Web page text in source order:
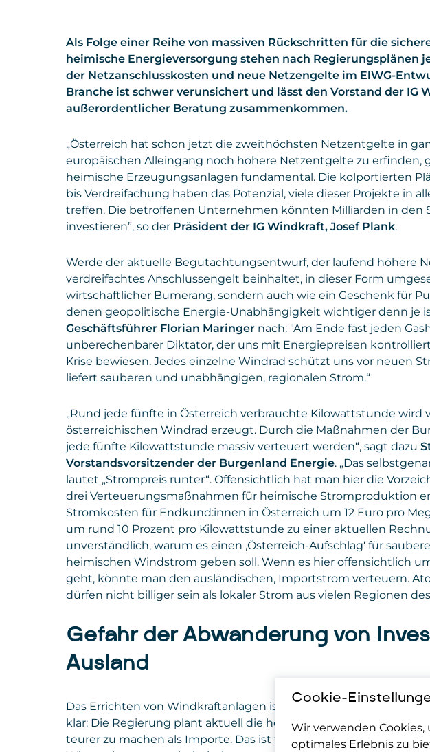
Als Folge einer Reihe von massiven Rückschritten für die
heimische Energieversorgung stehen nach Regierungsplänen
der Netzanschlusskosten und neue Netzengelte im ElWG-
Branche ist schwer verunsichert und lässt den Vorstand der IG
außerordentlicher Beratung zusammenkommen.
„Österreich hat schon jetzt die zweithöchsten Netzentgelte in
europäischen Alleingang noch höhere Netzentgelte zu erfinden,
heimische Erzeugungsanlagen fundamental. Die kolportierten
bis Verdreifachung haben das Potenzial, viele dieser Projekte in
treffen. Die betroffenen Unternehmen könnten Milliarden in den
investieren”, so der Präsident der IG Windkraft, Josef Plank.
Werde der aktuelle Begutachtungsentwurf, der laufend höhere
verdreifachtes Anschlussengelt beinhaltet, in dieser Form
wirtschaftlicher Bumerang, sondern auch wie ein Geschenk für
denen geopolitische Energie-Unabhängigkeit wichtiger denn je
Geschäftsführer Florian Maringer nach: "Am Ende fast jeden
unberechenbarer Diktator, der uns mit Energiepreisen
Krise bewiesen. Jedes einzelne Windrad schützt uns vor neuen
liefert sauberen und unabhängigen, regionalen Strom.“
„Rund jede fünfte in Österreich verbrauchte Kilowattstunde wird
österreichischen Windrad erzeugt. Durch die Maßnahmen der
jede fünfte Kilowattstunde massiv verteuert werden“, sagt dazu
Vorstandsvorsitzender der Burgenland Energie. „Das
lautet „Strompreis runter“. Offensichtlich hat man hier die
drei Verteuerungsmaßnahmen für heimische Stromproduktion
Stromkosten für Endkund:innen in Österreich um 12 Euro pro
um rund 10 Prozent pro Kilowattstunde zu einer aktuellen
unverständlich, warum es einen ‚Österreich-Aufschlag‘ für
heimischen Windstrom geben soll. Wenn es hier offensichtlich
geht, könnte man den ausländischen, Importstrom verteuern.
dürfen nicht billiger sein als lokaler Strom aus vielen Regionen
Gefahr der Abwanderung von
Ausland
Das Errichten von Windkraftanlagen ist schon jetzt teurer als in
klar: Die Regierung plant aktuell die heimische Erzeugung aus
teurer zu machen als Importe. Das ist für den Bürger, die
Cookie-
Wir verwenden
optimales Erlebnis zu